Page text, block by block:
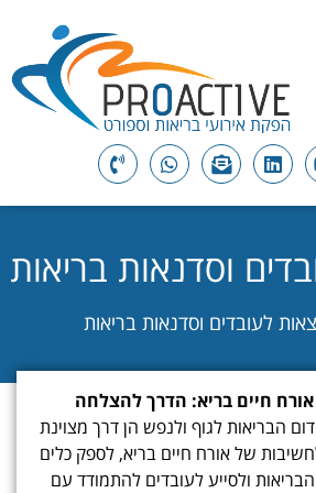
וסדנאות בריאות
לעובדים וסדנאות בריאות
חיים בריא: הדרך להצלחה
הבריאות לגוף ולנפש הן דרך מצוינת
של אורח חיים בריא, לספק כלים
ולסייע לעובדים להתמודד עם